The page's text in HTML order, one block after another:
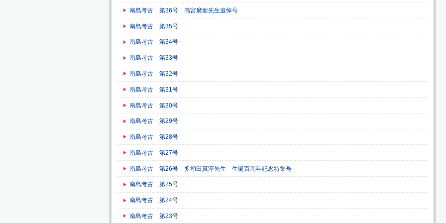
南島考古 第36号 高宮廣衞先生追悼号
南島考古 第35号
南島考古 第34号
南島考古 第33号
南島考古 第32号
南島考古 第31号
南島考古 第30号
南島考古 第29号
南島考古 第28号
南島考古 第27号
南島考古 第26号 多和田真淳先生 生誕百周年記念特集号
南島考古 第25号
南島考古 第24号
南島考古 第23号